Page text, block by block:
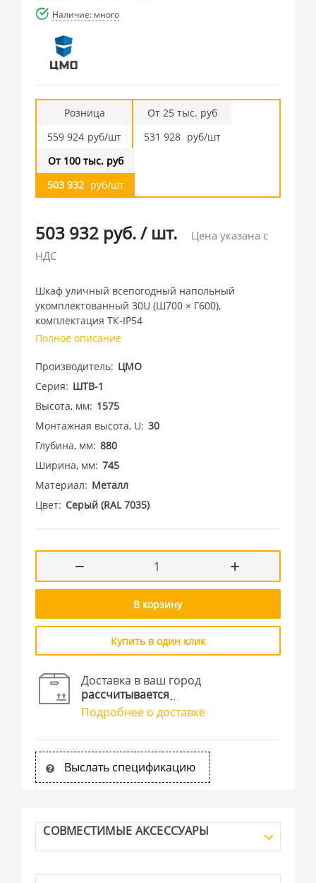
Наличие: много
Розница
559 924 руб/шт
От 25 тыс. руб
531 928 руб/шт
От 100 тыс. руб
503 932 руб/шт
503 932 руб./ шт.
Цена указана с
НДС
Шкаф уличный всепогодный напольный
укомплектованный 30U (Ш700 × Г600),
комплектация ТК-IP54
Полное описание
Производитель ЦМО
Серия
ШТВ-1
Высота, мм
1575
Монтажная высота, U 30
Глубина, мм 880
Ширина, мм 745
Материал
Металл
Цвет Cерый (RAL 7035)
В корзину
Купить в один клик
Доставка в ваш город
рассчитывается
Подробнее о доставке
Выслать спецификацию
СОВМЕСТИМЫЕ АКСЕССУАРЫ